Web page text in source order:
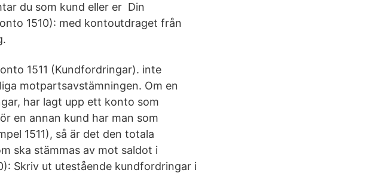
du som kund eller er Din
1510): med kontoutdraget från
1511 (Kundfordringar). inte
motpartsavstämningen. Om en
har lagt upp ett konto som
en annan kund har man som
1511), så är det den totala
ska stämmas av mot saldot i
Skriv ut utestående kundfordringar i